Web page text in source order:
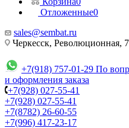
Отложенные0
sales@sembat.ru
Черкесск, Революционная, 7
+7(918) 757-01-29 По
и оформления заказа
+7(928) 027-55-41
+7(928) 027-55-41
+7(8782) 26-60-55
+7(996) 417-23-17